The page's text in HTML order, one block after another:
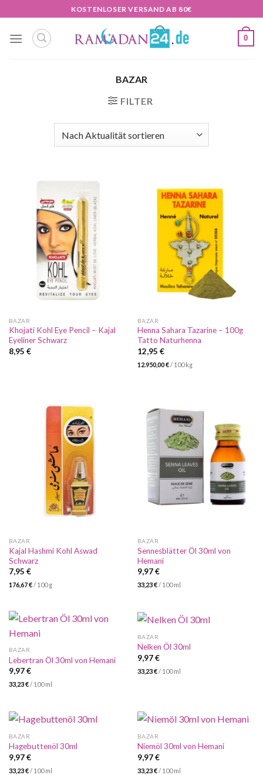
Inhalt
springen
KOSTENLOSER VERSAND AB 80€
0
BAZAR
FILTER
BAZAR
Khojati Kohl Eye Pencil – Kajal
Eyeliner Schwarz
8,95 €
BAZAR
Henna Sahara Tazarine – 100g
Tatto Naturhenna
12,95 €
12.950,00€/ 100 kg
BAZAR
Kajal Hashmi Kohl Aswad
Schwarz
7,95 €
176,67€/ 100 g
BAZAR
Sennesblätter Öl 30ml von
Hemani
9,97€
33,23€/ 100 ml
BAZAR
Lebertran Öl 30ml von Hemani
9,97€
33,23€/ 100 ml
BAZAR
Nelken Öl 30ml
9,97€
33,23€/ 100 ml
BAZAR
Hagebuttenöl 30ml
9,97€
33,23€/ 100 ml
BAZAR
Niemöl 30ml von Hemani
9,97€
33,23€/ 100 ml